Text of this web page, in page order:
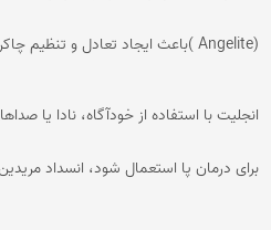
(Angelite )باعث ایجاد تعادل و تنظیم چاکرای پنجم می شود.
انجلیت با استفاده از خودآگاه، نادا یا
برای درمان پا استعمال شود، انسداد